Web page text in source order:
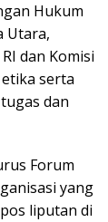
Hukum
Utara,
dan Komisi
serta
dan
Forum
yang
liputan di